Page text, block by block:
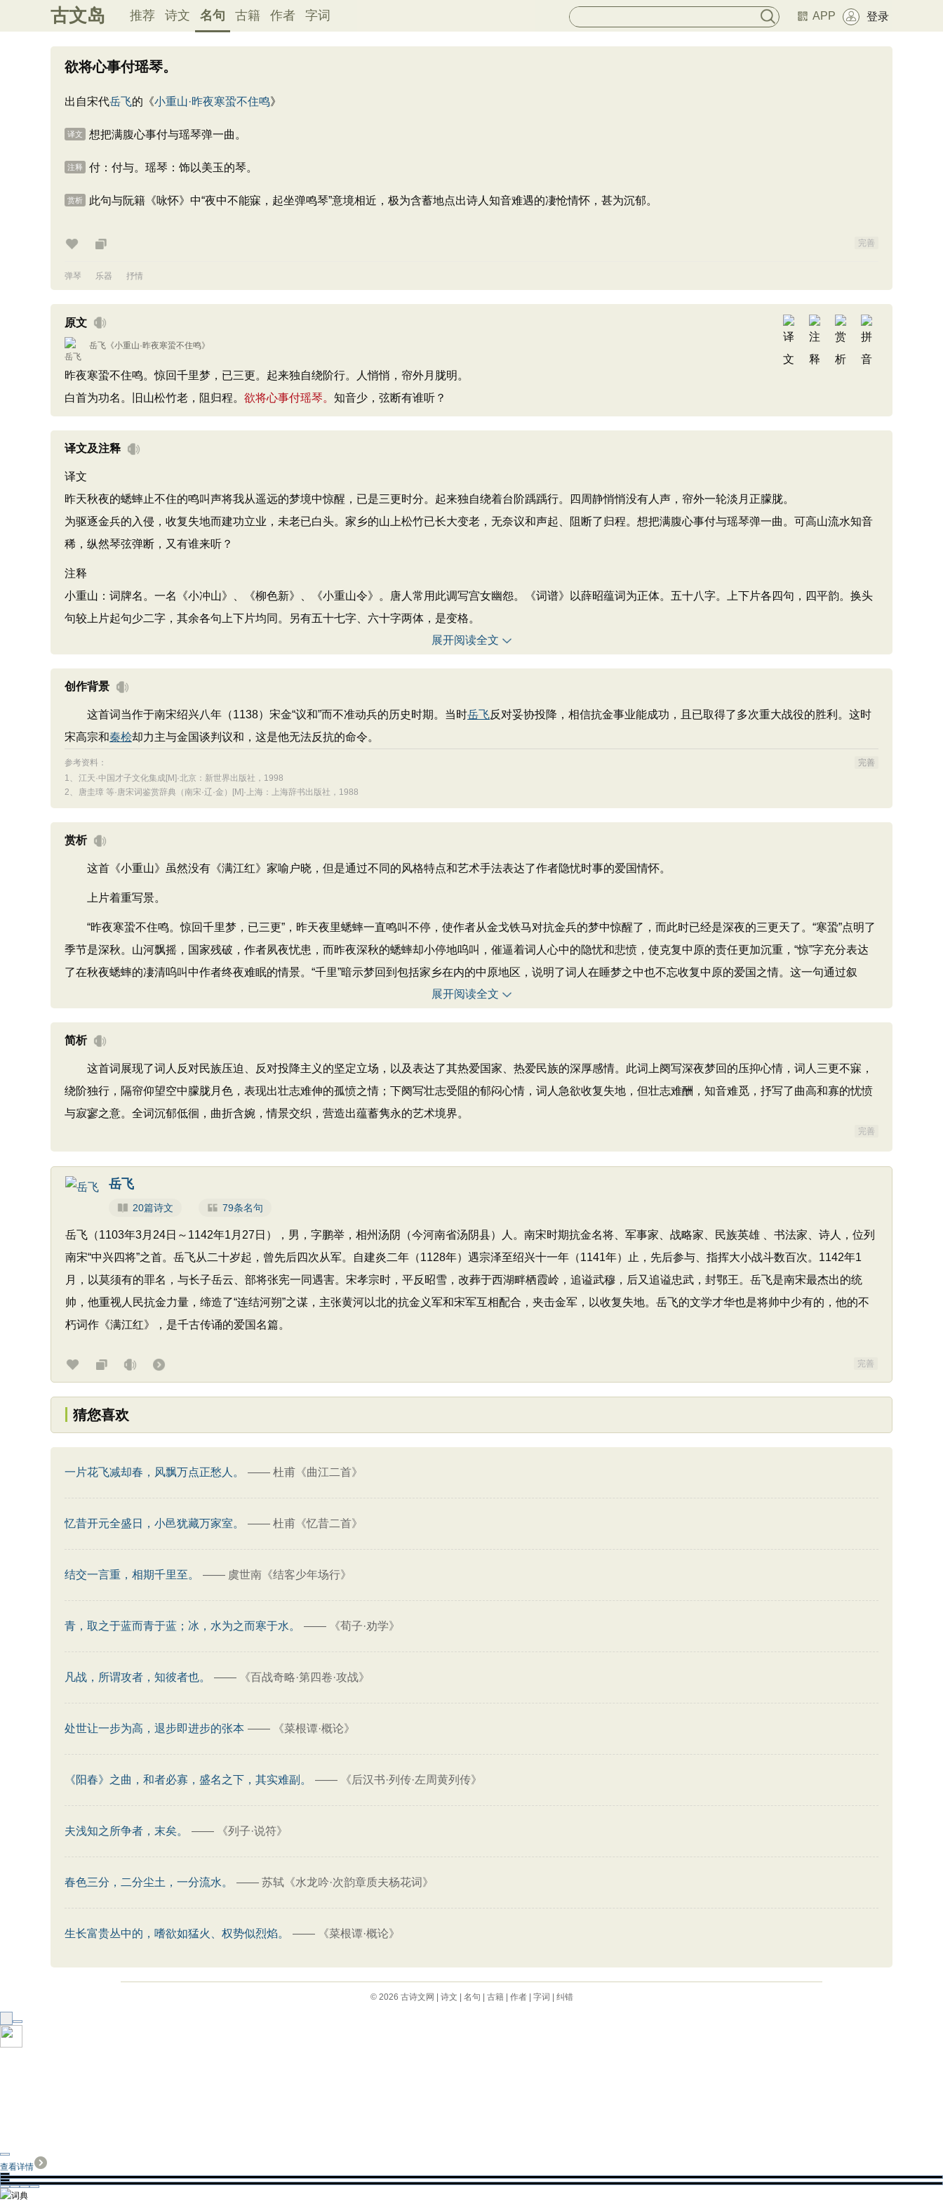
古文岛 推荐 诗文 名句 古籍 作者 字词 APP 登录
欲将心事付瑶琴。
出自宋代岳飞的《小重山·昨夜寒蛩不住鸣》
译文 想把满腹心事付与瑶琴弹一曲。
注释 付：付与。瑶琴：饰以美玉的琴。
赏析 此句与阮籍《咏怀》中“夜中不能寐，起坐弹鸣琴”意境相近，极为含蓄地点出诗人知音难遇的凄怆情怀，甚为沉郁。
完善
弹琴 乐器 抒情
原文
岳飞 《小重山·昨夜寒蛩不住鸣》
昨夜寒蛩不住鸣。惊回千里梦，已三更。起来独自绕阶行。人悄悄，帘外月胧明。
白首为功名。旧山松竹老，阻归程。 欲将心事付瑶琴。 知音少，弦断有谁听？
译文及注释
译文
昨天秋夜的蟋蟀止不住的鸣叫声将我从遥远的梦境中惊醒，已是三更时分。起来独自绕着台阶踽踽行。四周静悄悄没有人声，帘外一轮淡月正朦胧。
为驱逐金兵的入侵，收复失地而建功立业，未老已白头。家乡的山上松竹已长大变老，无奈议和声起、阻断了归程。想把满腹心事付与瑶琴弹一曲。可高山流水知音
稀，纵然琴弦弹断，又有谁来听？
注释
小重山：词牌名。一名《小冲山》、《柳色新》、《小重山令》。唐人常用此调写宫女幽怨。《词谱》以薛昭蕴词为正体。五十八字。上下片各四句，四平韵。换头
句较上片起句少二字，其余各句上下片均同。另有五十七字、六十字两体，是变格。
展开阅读全文
创作背景
这首词当作于南宋绍兴八年（1138）宋金“议和”而不准动兵的历史时期。当时岳飞反对妥协投降，相信抗金事业能成功，且已取得了多次重大战役的胜利。这时
宋高宗和秦桧却力主与金国谈判议和，这是他无法反抗的命令。
参考资料：
完善
1、 江天·中国才子文化集成[M]·北京：新世界出版社，1998
2、
唐圭璋 等·唐宋词鉴赏辞典（南宋·辽·金）[M]·上海：上海辞书出版社，1988
赏析
这首《小重山》虽然没有《满江红》家喻户晓，但是通过不同的风格特点和艺术手法表达了作者隐忧时事的爱国情怀。
上片着重写景。
“昨夜寒蛩不住鸣。惊回千里梦，已三更”，昨天夜里蟋蟀一直鸣叫不停，使作者从金戈铁马对抗金兵的梦中惊醒了，而此时已经是深夜的三更天了。“寒蛩”点明了
季节是深秋。山河飘摇，国家残破，作者夙夜忧患，而昨夜深秋的蟋蟀却小停地呜叫，催逼着词人心中的隐忧和悲愤，使克复中原的责任更加沉重，“惊”字充分表达
了在秋夜蟋蟀的凄清呜叫中作者终夜难眠的情景。“千里”暗示梦回到包括家乡在内的中原地区，说明了词人在睡梦之中也不忘收复中原的爱国之情。这一句通过叙
展开阅读全文
简析
这首词展现了词人反对民族压迫、反对投降主义的坚定立场，以及表达了其热爱国家、热爱民族的深厚感情。此词上阕写深夜梦回的压抑心情，词人三更不寐，
绕阶独行，隔帘仰望空中朦胧月色，表现出壮志难伸的孤愤之情；下阕写壮志受阻的郁闷心情，词人急欲收复失地，但壮志难酬，知音难觅，抒写了曲高和寡的忧愤
与寂寥之意。全词沉郁低徊，曲折含婉，情景交织，营造出蕴蓄隽永的艺术境界。
完善
岳飞
20篇诗文 79条名句
岳飞（1103年3月24日～1142年1月27日），男，字鹏举，相州汤阴（今河南省汤阴县）人。南宋时期抗金名将、军事家、战略家、民族英雄 、书法家、诗人，位列
南宋“中兴四将”之首。岳飞从二十岁起，曾先后四次从军。自建炎二年（1128年）遇宗泽至绍兴十一年（1141年）止，先后参与、指挥大小战斗数百次。1142年1
月，以莫须有的罪名，与长子岳云、部将张宪一同遇害。宋孝宗时，平反昭雪，改葬于西湖畔栖霞岭，追谥武穆，后又追谥忠武，封鄂王。岳飞是南宋最杰出的统
帅，他重视人民抗金力量，缔造了“连结河朔”之谋，主张黄河以北的抗金义军和宋军互相配合，夹击金军，以收复失地。岳飞的文学才华也是将帅中少有的，他的不
朽词作《满江红》，是千古传诵的爱国名篇。
完善
猜您喜欢
一片花飞减却春，风飘万点正愁人。 —— 杜甫《曲江二首》
忆昔开元全盛日，小邑犹藏万家室。 —— 杜甫《忆昔二首》
结交一言重，相期千里至。 —— 虞世南《结客少年场行》
青，取之于蓝而青于蓝；冰，水为之而寒于水。 —— 《荀子·劝学》
凡战，所谓攻者，知彼者也。 —— 《百战奇略·第四卷·攻战》
处世让一步为高，退步即进步的张本 —— 《菜根谭·概论》
《阳春》之曲，和者必寡，盛名之下，其实难副。 —— 《后汉书·列传·左周黄列传》
夫浅知之所争者，末矣。 —— 《列子·说符》
春色三分，二分尘土，一分流水。 —— 苏轼《水龙吟·次韵章质夫杨花词》
生长富贵丛中的，嗜欲如猛火、权势似烈焰。 —— 《菜根谭·概论》
© 2026 古诗文网 诗文 名句 古籍| 作者| 字词 纠错
查看详情